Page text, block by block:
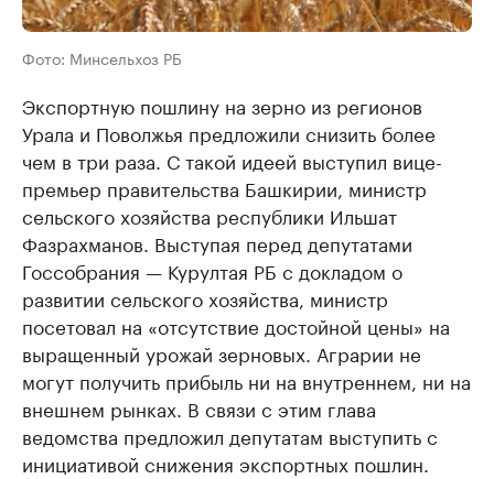
Фото: Минсельхоз РБ
Экспортную пошлину на зерно из регионов
Урала и Поволжья предложили снизить более
чем в три раза. С такой идеей выступил вице-
премьер правительства Башкирии, министр
сельского хозяйства республики Ильшат
Фазрахманов. Выступая перед депутатами
Госсобрания — Курултая РБ с докладом о
развитии сельского хозяйства, министр
посетовал на «отсутствие достойной цены» на
выращенный урожай зерновых. Аграрии не
могут получить прибыль ни на внутреннем, ни на
внешнем рынках. В связи с этим глава
ведомства предложил депутатам выступить с
инициативой снижения экспортных пошлин.